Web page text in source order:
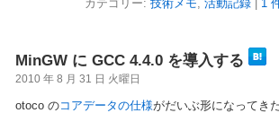
カテゴリー: 技術メモ, 活動記録 1
MinGW に GCC 4.4.0 を導入する
2010 年 8 月 31 日 火曜日
otoco のコアデータの仕様がだいぶ形になってき